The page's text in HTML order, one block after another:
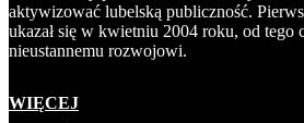
aktywizować lubelską publiczność.
ukazał się w kwietniu 2004 roku, od tego
nieustannemu rozwojowi.
WIĘCEJ